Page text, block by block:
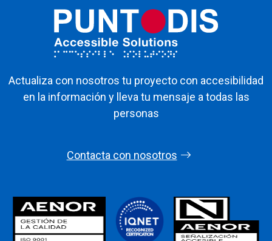
Actualiza con nosotros tu proyecto con accesibilidad
en la información y lleva tu mensaje a todas las
personas
Contacta con nosotros